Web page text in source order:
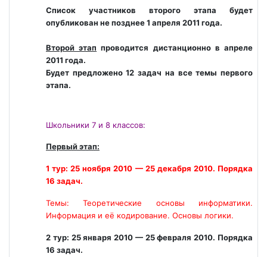
Список участников второго этапа будет
опубликован не позднее 1 апреля 2011 года.
Второй этап проводится дистанционно в апреле
2011 года.
Будет предложено 12 задач на все темы первого
этапа.
Школьники 7 и 8 классов:
Первый этап:
1 тур: 25 ноября 2010 — 25 декабря 2010. Порядка
16 задач.
Темы: Теоретические основы информатики.
Информация и её кодирование. Основы логики.
2 тур: 25 января 2010 — 25 февраля 2010. Порядка
16 задач.